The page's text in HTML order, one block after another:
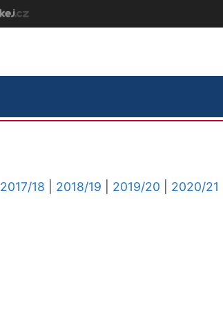
2017/18 2018/19 2019/20
2020/21